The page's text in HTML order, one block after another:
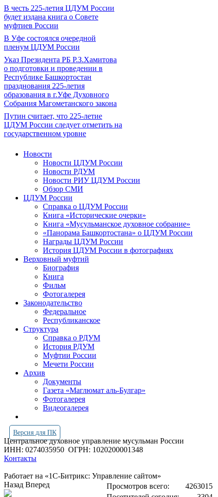
В честь 225-летия ЦДУМ России
будет издана книга о Совете
муфтиев России
В Уфе состоялся очередной
пленум ЦДУМ России
Указ Президента РБ Р.З.Хамитова
о подготовки и проведении в
Республике Башкортостан
празднования 225-летия
образования в г.Уфе Духовного
Собрания Магометанского закона
Путин считает, что 225-летие
ЦДУМ России следует отметить на
государственном уровне
Новости
Новости ЦДУМ России
Новости РДУМ
Новости РИУ ЦДУМ России
Обзор СМИ
ЦДУМ России
Справка о ЦДУМ России
Книга «Исторические очерки»
Книга «Мусульманское духовное собрание»
«Панорама Башкортостана» о ЦДУМ России
Награды ЦДУМ России
История ЦДУМ России в фотографиях
Верховный муфтий
Биография
Книга
Фильм
Фотогалерея
Законодательство
Федеральное
Республиканское
Структура
Справка о РДУМ
История РДУМ
Муфтии России
Мечети России
Архив
Документы
Газета «Маглюмат аль-Булгар»
Фотогалерея
Видеогалерея
Версия для ПК
Центральное духовное управление мусульман России
ИНН: 0274035950 ОГРН: 1020200001348
Контакты
Работает на «1С-Битрикс: Управление сайтом»
Просмотров всего:
4263015
Назад Вперед